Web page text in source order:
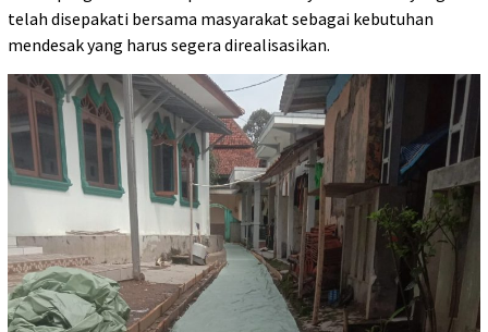
telah disepakati bersama masyarakat sebagai kebutuhan
mendesak yang harus segera direalisasikan.